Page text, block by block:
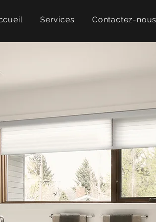
Services Contactez-nous